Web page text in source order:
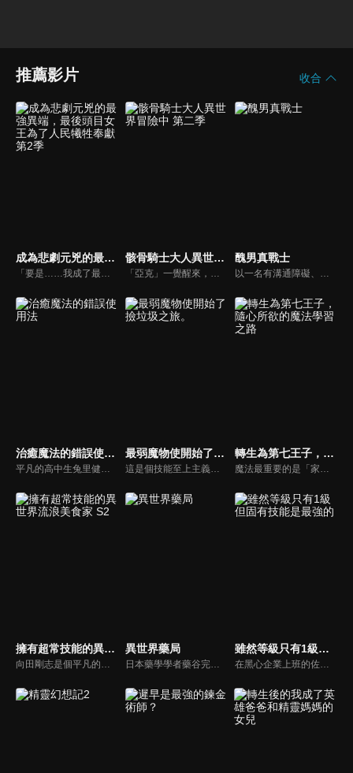
推薦影片 收合
成為悲劇元兇的最強異端，最後頭目女王為了人民犧牲奉獻 第2季
「要是……我成了最差勁的女王，記得殺了我喔。」普萊朵·羅耶爾·艾比是一位八歲的公主。她察覺到自己前世是個出生在日本普通家庭，隨處可見的平凡少女。而現在的她則是女性向遊戲中作惡多端的最後頭目女王……她轉生到的是女性向遊戲──《妳與一線光芒》的世界。在遊戲的故事中，普萊朵會成為最惡劣的女王，折磨國家與人民。她注意到自己是這種最後頭目後，靠著沉迷遊玩遊戲的記憶，努力達成只有自己能辦到的「避免悲劇」。避免今後即將發生的悲劇、以所有登場角色都能幸福的世界為目標，為了國家與人民竭盡全力，一流反派公主避免成為最後頭目的奇幻故事登場！
骸骨騎士大人異世界冒險中 第二季
「亞克」一覺醒來，發現自己竟然以 MMORPG 中使用的遊戲角色姿態，被扔到了異世界。 而那個姿態正是外表身穿鎧甲，裡頭卻全是骨骸的「骸骨騎士」。 ──要是真面目曝光，自己可能會被誤認為是怪獸而成為討伐對象！？ 亞克因此下定決心，要當一個傭兵低調度日。 然而，他絕非那種能對眼前的惡行坐視不管的男人！ 亞克與在旅途中相遇的精靈戰士艾莉安、獸人族忍者千代女， 以及精靈獸碰太一起，今天也將繼續他們的旅程。 憑藉一刀兩斷斬盡邪惡、痛快且爽快的戰鬥表現而大獲好評的人氣電視動畫， 已確定製作眾所期待的續作！ 骸骨騎士大人那種無自覺的「懲惡揚善」異世界奇幻故事， 在此再次登場！！
醜男真戰士
以一名有溝通障礙、總是宅在家的青年吉岡繁。某日，他嘗試了前往異世界的方法後，面前出現了能決定自己能力值的狀態畫面。「容貌 -255」、「摸到女生會 HP 爆減」……以眾多不利「設定」作為交換條件，前業務員繭居族吉岡繁，將在異世界獲得何種能力？宇宙無敵最強「醜男」的異世界冒險譚就此展開。
治癒魔法的錯誤使用法
平凡的高中生兔里健（兔里），在回家的途中，與學生會長犬上鈴音（鈴音）和同班同學龍泉一樹（一樹）一起被突然出現的魔法陣吞沒了——。當他們回過神的時候，已經來到了異世界。3人被召喚為能夠對抗入侵王國的魔王軍的『勇者』……原本該是這樣的，但只有鈴音和一樹有勇者的資質。兔里只是被波及的而已！然而，當發現兔里具備“治癒魔法”的資質時，情況發生了翻天覆地的變化。
最弱魔物使開始了撿垃圾之旅。
這是個技能至上主義的異世界。少女艾維轉生為膽小卻溫柔的魔物使（tamer），卻因為是最弱的無星而有生命危險，為了生存只好踏上旅程。她在旅途中唯一收服的魔物，是最弱小的軟爛史萊姆「小空」。對同為最弱的２人（隻）而言，魔物橫行的異世界似乎太過嚴酷……沒想到——？
轉生為第七王子，隨心所欲的魔法學習之路
魔法最重要的是「家世」、「才能」、「努力」……。有一位熱愛魔法，卻缺乏血統和才能，最後死於非命的「凡人」魔法師。臨死前期望「想要鑽研學習更多魔法」的這個男人在轉生後，成為了擁有強大魔法血統的沙魯姆王國第七王子・洛伊德。
擁有超常技能的異世界流浪美食家 S2
向田剛志是個平凡的上班族，某天他在毫無預警的情況下，被召喚到了一個充滿魔法的異世界。令人意外的是，他獲得的固有技能竟是名為「網路超市」的特殊能力，能連結現代世界，隨時購買各式各樣的食材與調味料。憑藉這份獨特的技能，他開始在異世界製作各種美味料理。
異世界藥局
日本藥學學者藥谷完治再次睜開雙眼，發現自己轉生成宮廷藥師名門，梅德西斯家之子──法馬･梅德西斯。然而，法馬對於充斥錯誤療法、藥物調劑，以及稱不上醫療行為的咒法及巫術橫行的這個世界感到絕望。他用前世累積的藥學知識，搭配在異世界得到的作弊能力，以及只有貴族才能使用的「神術」，替疑難雜症展開治療。
雖然等級只有1級但固有技能是最強的
在黑心企業上班的佐藤亮太，有天一回神發現自己身處在陌生的地下城之中……！原來自己來到所有物品都是經由魔物掉落出現的神奇世界。他在少女愛蜜莉的幫助下確認自己的能力值，發現體力魔力等等數值居然全都是【F】（最弱）！而且等級還是固定不可變動的【1】（最低）！亮太到底能不能在這個不可思議的世界生存下去呢！？